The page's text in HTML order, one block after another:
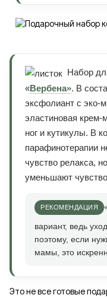
Набор
«Вербена». В
эксфолиант с эко-
эластиновая крем-
ног и кутикулы. В
парафинотерапии
чувство релакса,
уменьшают
вариант, ведь
поэтому, если
мамы, это
Это не все готовые